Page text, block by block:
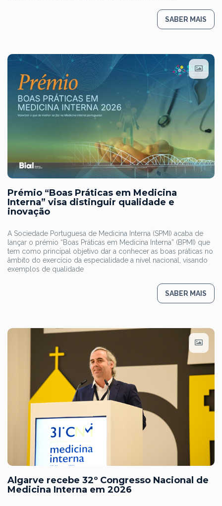
SABER MAIS
Prémio “Boas Práticas em Medicina
Interna” visa distinguir qualidade e
inovação
A Sociedade Portuguesa de Medicina Interna (SPMI) acaba de
lançar o prémio “Boas Práticas em Medicina Interna” (BPMI) que
tem como principal objetivo dar a conhecer as boas práticas no
âmbito do exercício da especialidade a nível nacional, visando
exemplos de qualidade
SABER MAIS
Algarve recebe 32º Congresso Nacional de
Medicina Interna em 2026